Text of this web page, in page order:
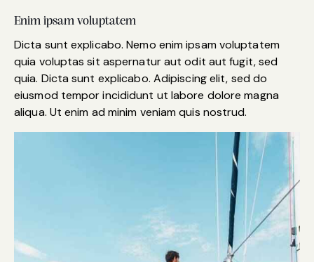
Enim ipsam voluptatem
Dicta sunt explicabo. Nemo enim ipsam voluptatem
quia voluptas sit aspernatur aut odit aut fugit, sed
quia. Dicta sunt explicabo. Adipiscing elit, sed do
eiusmod tempor incididunt ut labore dolore magna
aliqua. Ut enim ad minim veniam quis nostrud.